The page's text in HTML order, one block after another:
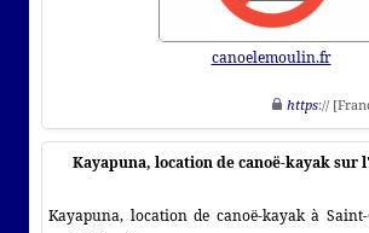
canoelemoulin.fr
https://
Kayapuna, location de canoë-kayak sur
Kayapuna, location de canoë-kayak à